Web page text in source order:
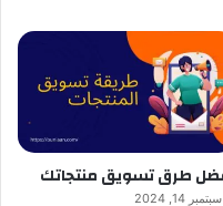
طرق تسويق منتجاتك
سبتمبر 14, 2024